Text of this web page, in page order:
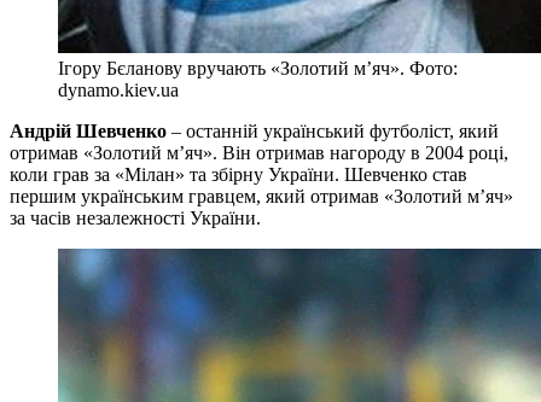
Ігору Бєланову вручають «Золотий м’яч». Фото:
dynamo.kiev.ua
Андрій Шевченко – останній український футболіст, який
отримав «Золотий м’яч». Він отримав нагороду в 2004 році,
коли грав за «Мілан» та збірну України. Шевченко став
першим українським гравцем, який отримав «Золотий м’яч»
за часів незалежності України.